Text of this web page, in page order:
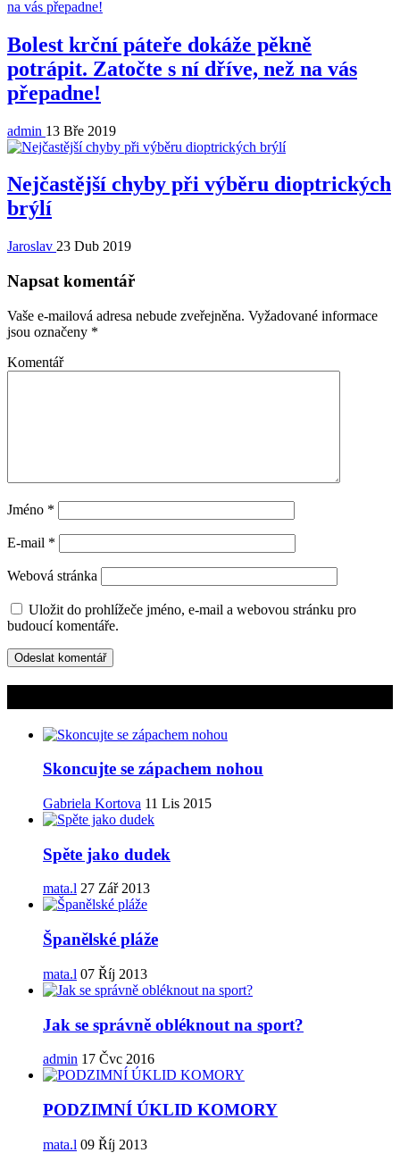
Bolest krční páteře dokáže pěkně
potrápit. Zatočte s ní dříve, než na vás
přepadne!
admin 13 Bře 2019
Nejčastější chyby při výběru dioptrických
brýlí
Jaroslav 23 Dub 2019
Napsat komentář
Vaše e-mailová adresa nebude zveřejněna. Vyžadované informace
jsou označeny *
Komentář
Jméno *
E-mail *
Webová stránka
Uložit do prohlížeče jméno, e-mail a webovou stránku pro
budoucí komentáře.
Skoncujte se zápachem nohou
Gabriela Kortova 11 Lis 2015
Spěte jako dudek
mata.l 27 Zář 2013
Španělské pláže
mata.l 07 Říj 2013
Jak se správně obléknout na sport?
admin 17 Čvc 2016
PODZIMNÍ ÚKLID KOMORY
mata.l 09 Říj 2013